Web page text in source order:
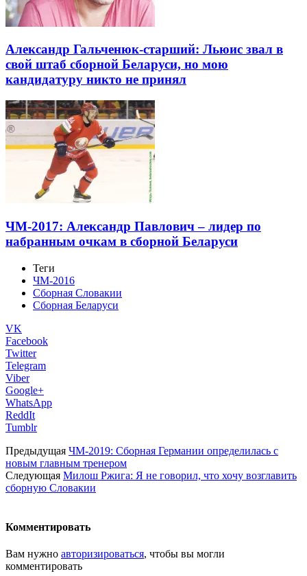
Александр Гальченюк-старший: Льюис звал в
свой штаб сборной Беларуси, но мою
кандидатуру никто не принял
ЧМ-2017: Александр Павлович – лидер по
набранным очкам в сборной Беларуси
Теги
ЧМ-2016
Сборная Словакии
Сборная Беларуси
VK
Facebook
Twitter
Telegram
Viber
Google+
WhatsApp
ReddIt
Tumblr
Предыдущая ЧМ-2019: Сборная Германии определилась с
новым главным тренером
Следующая Милош Ржига: Я не говорил, что хочу возглавить
сборную Словакии
Комментировать
Вам нужно авторизироваться, чтобы вы могли
комментировать